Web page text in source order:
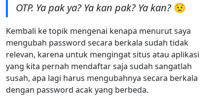
OTP. Ya pak ya? Ya kan pak? Ya kan? 😟
Kembali ke topik mengenai kenapa menurut saya
mengubah password secara berkala sudah tidak
relevan, karena untuk mengingat situs atau aplikasi
yang kita pernah mendaftar saja sudah sangatlah
susah, apa lagi harus mengubahnya secara berkala
dengan password acak yang berbeda.